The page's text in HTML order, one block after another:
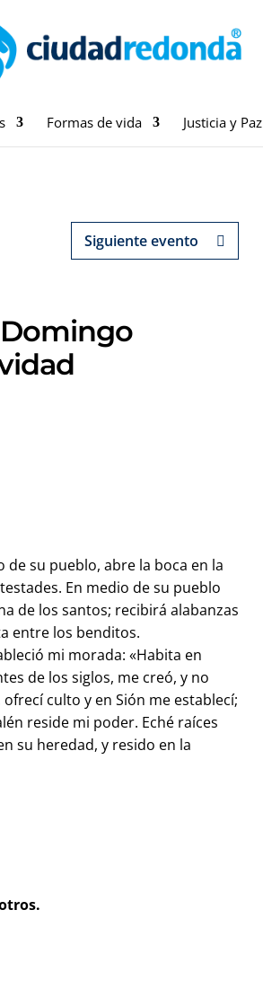
Formas de vida Justicia y Paz
Siguiente evento
de su pueblo, abre la boca en la
En medio de su pueblo
de los santos; recibirá alabanzas
entre los benditos.
mi morada: «Habita en
de los siglos, me creó, y no
culto y en Sión me establecí;
reside mi poder. Eché raíces
su heredad, y resido en la